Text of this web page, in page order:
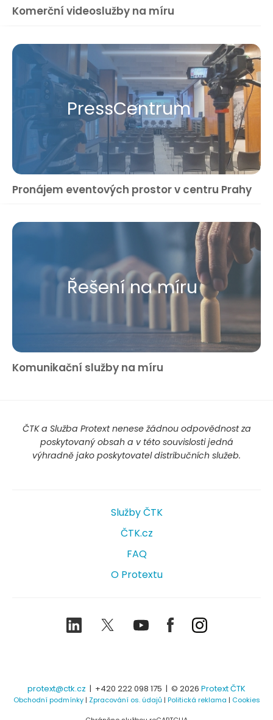
Komerční videoslužby na míru
Press​Centrum
Pronájem eventových prostor v centru Prahy
Řešení na míru
Komunikační služby na míru
ČTK a Služba Protext nenese žádnou odpovědnost za
poskytovaný obsah a v této souvislosti jedná
výhradně jako poskytovatel distribučních služeb.
Služby ČTK
ČTK.cz
FAQ
O Protextu
LinkedIn TwitterYoutubeFacebookInstagram
protext@ctk.cz | +420 222 098 175 | © 2026 Protext ČTK
Obchodní podmínky| Zpracování os. údajů| Politická reklama | Cookies